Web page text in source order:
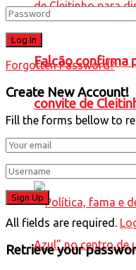
Falcão confirma
convite de
de Minas
Forgotten Password?
Create New Account!
Fill the forms bellow to
All fields are required.
Retrieve your